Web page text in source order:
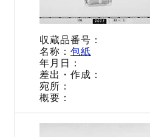
包紙